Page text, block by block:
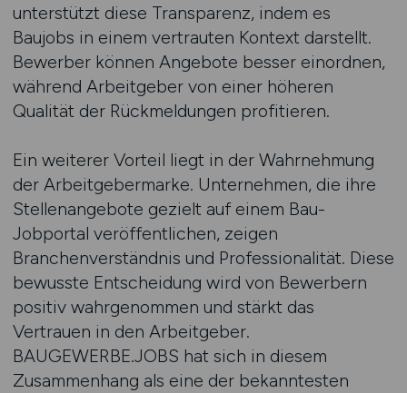
unterstützt diese Transparenz, indem es
Baujobs in einem vertrauten Kontext darstellt.
Bewerber können Angebote besser einordnen,
während Arbeitgeber von einer höheren
Qualität der Rückmeldungen profitieren.
Ein weiterer Vorteil liegt in der Wahrnehmung
der Arbeitgebermarke. Unternehmen, die ihre
Stellenangebote gezielt auf einem Bau-
Jobportal veröffentlichen, zeigen
Branchenverständnis und Professionalität. Diese
bewusste Entscheidung wird von Bewerbern
positiv wahrgenommen und stärkt das
Vertrauen in den Arbeitgeber.
BAUGEWERBE.JOBS hat sich in diesem
Zusammenhang als eine der bekanntesten